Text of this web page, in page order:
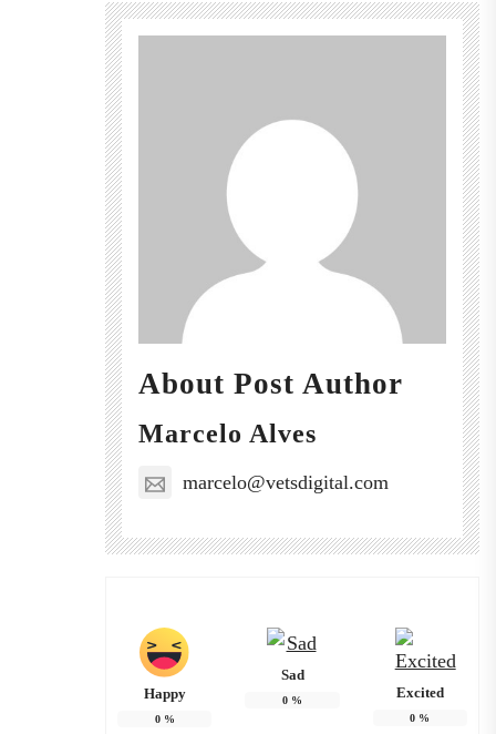
About Post Author
Marcelo Alves
marcelo@vetsdigital.com
Happy
0%
Sad
0 % Excited
0 %